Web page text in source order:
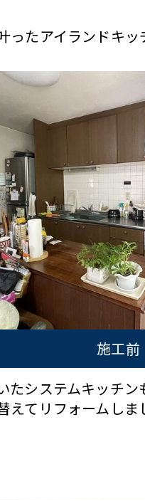
ったアイランドキ
施工前
たシステムキッチン
えてリフォームしま